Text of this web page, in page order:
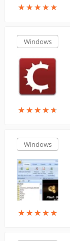
★★★★★
★★★★★
Windows
★★★★★
★★★★★
Windows
★★★★★
★★★★★